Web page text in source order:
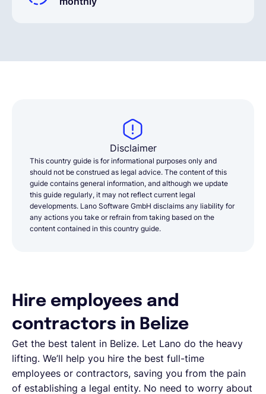
Disclaimer
This country guide is for informational purposes only and
should not be construed as legal advice. The content of this
guide contains general information, and although we update
this guide regularly, it may not reflect current legal
developments. Lano Software GmbH disclaims any liability for
any actions you take or refrain from taking based on the
content contained in this country guide.
Hire employees and
contractors in Belize
Get the best talent in Belize. Let Lano do the heavy
lifting. We’ll help you hire the best full-time
employees or contractors, saving you from the pain
of establishing a legal entity. No need to worry about